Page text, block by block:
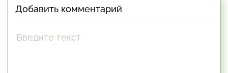
Добавить комментарий